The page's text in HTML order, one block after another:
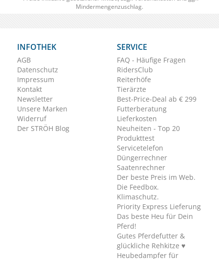
Mindermengenzuschlag.
INFOTHEK
AGB
Datenschutz
Impressum
Kontakt
Newsletter
Unsere Marken
Widerruf
Der STRÖH Blog
SERVICE
FAQ - Häufige Fragen
RidersClub
Reiterhöfe
Tierärzte
Best-Price-Deal ab € 299
Futterberatung
Lieferkosten
Neuheiten - Top 20
Produkttest
Servicetelefon
Düngerrechner
Saatenrechner
Der beste Preis im Web.
Die Feedbox.
Klimaschutz.
Priority Express Lieferung
Das beste Heu für Dein
Pferd!
Gutes Pferdefutter &
glückliche Rehkitze ♥
Heubedampfer für